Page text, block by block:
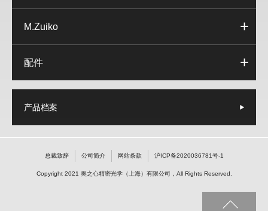
M.Zuiko
配件
产品档案
总裁致辞 公司简介 网站条款 沪ICP备2020036781号-1
Copyright 2021 奥之心精密光学（上海）有限公司，All Rights Reserved.